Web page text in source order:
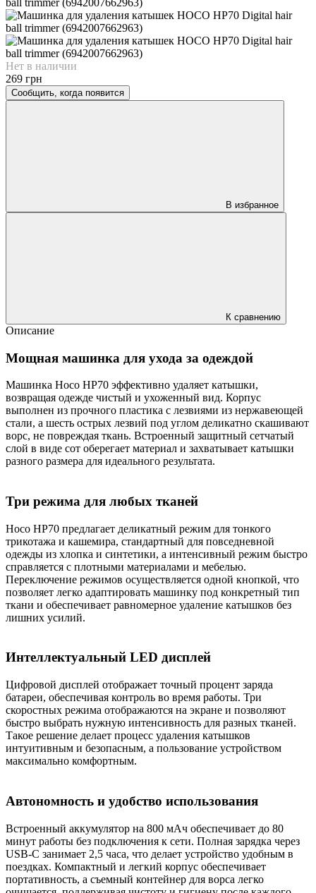
Нет в наличии
269 грн
Сообщить, когда появится
В избранное
К сравнению
Описание
Мощная машинка для ухода за одеждой
Машинка Hoco HP70 эффективно удаляет катышки,
возвращая одежде чистый и ухоженный вид. Корпус
выполнен из прочного пластика с лезвиями из нержавеющей
стали, а шесть острых лезвий под углом деликатно скашивают
ворс, не повреждая ткань. Встроенный защитный сетчатый
слой в виде сот оберегает материал и захватывает катышки
разного размера для идеального результата.
Три режима для любых тканей
Hoco HP70 предлагает деликатный режим для тонкого
трикотажа и кашемира, стандартный для повседневной
одежды из хлопка и синтетики, а интенсивный режим быстро
справляется с плотными материалами и мебелью.
Переключение режимов осуществляется одной кнопкой, что
позволяет легко адаптировать машинку под конкретный тип
ткани и обеспечивает равномерное удаление катышков без
лишних усилий.
Интеллектуальный LED дисплей
Цифровой дисплей отображает точный процент заряда
батареи, обеспечивая контроль во время работы. Три
скоростных режима отображаются на экране и позволяют
быстро выбрать нужную интенсивность для разных тканей.
Такое решение делает процесс удаления катышков
интуитивным и безопасным, а пользование устройством
максимально комфортным.
Автономность и удобство использования
Встроенный аккумулятор на 800 мАч обеспечивает до 80
минут работы без подключения к сети. Полная зарядка через
USB-C занимает 2,5 часа, что делает устройство удобным в
поездках. Компактный и легкий корпус обеспечивает
портативность, а съемный контейнер для ворса легко